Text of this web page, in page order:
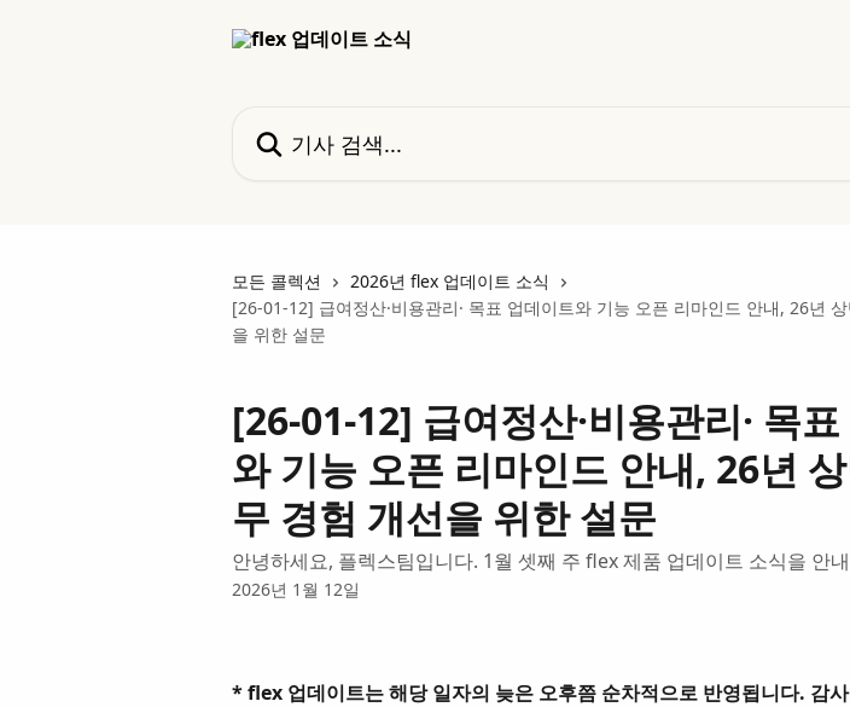
모든 콜렉션
2026년 flex 업데이트 소식
[26-01-12] 급여정산·비용관리· 목표 업데이트와 기능 오픈 리마인드 안내, 26년
을 위한 설문
[26-01-12] 급여정산·비용관리· 목
와 기능 오픈 리마인드 안내, 26년
무 경험 개선을 위한 설문
안녕하세요, 플렉스팀입니다. 1월 셋째 주 flex 제품 업데이트 소식을 안
2026년 1월 12일
* flex 업데이트는 해당 일자의 늦은 오후쯤 순차적으로 반영됩니다. 감